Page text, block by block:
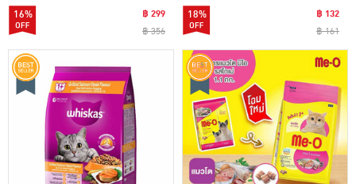
16%
฿ 299
฿ 356
18%
฿ 132
฿ 161